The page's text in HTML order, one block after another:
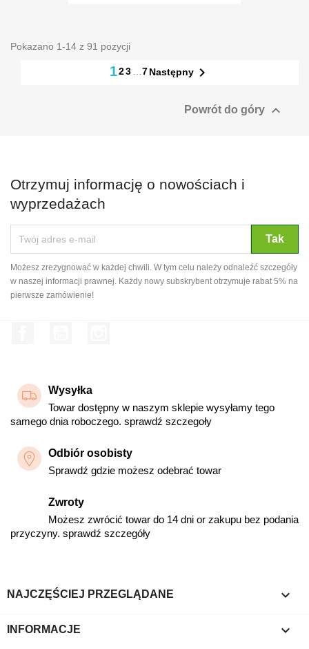
Pokazano 1-14 z 91 pozycji
123 …7Następny
Powrót do góry 
Otrzymuj informację o nowościach i
wyprzedażach
Możesz zrezygnować w każdej chwili. W tym celu należy odnaleźć szczegóły
w naszej informacji prawnej. Każdy nowy subskrybent otrzymuje rabat 5% na
pierwsze zamówienie!
Wysyłka
Towar dostępny w naszym sklepie wysyłamy tego
samego dnia roboczego. sprawdź szczegoły
Odbiór osobisty
Sprawdź gdzie możesz odebrać towar
Zwroty
Możesz zwrócić towar do 14 dni or zakupu bez podania
przyczyny. sprawdź szczegóły
NAJCZĘŚCIEJ PRZEGLĄDANE 
INFORMACJE 